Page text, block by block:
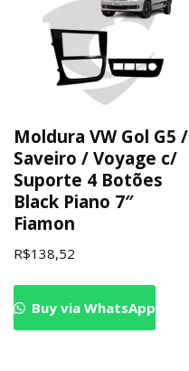
Moldura VW Gol G5 /
Saveiro / Voyage c/
Suporte 4 Botões
Black Piano 7″
Fiamon
R$138,52
Buy via WhatsApp